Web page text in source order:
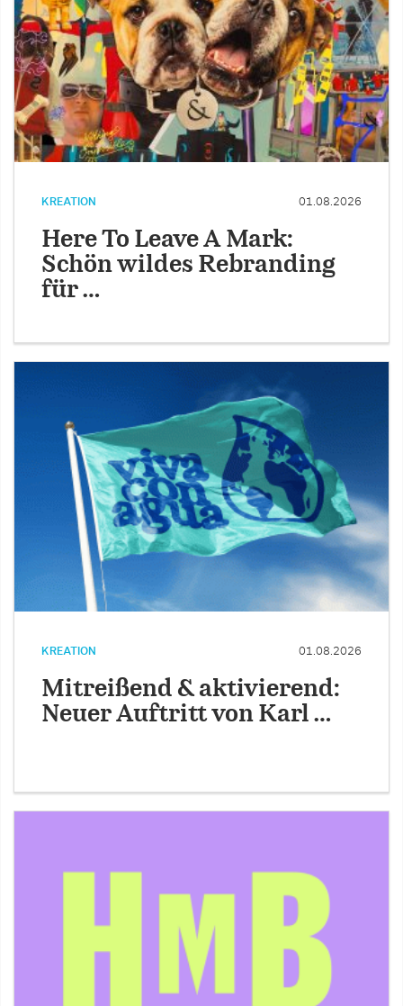
KREATION 01.08.2026
Here To Leave A Mark:
Schön wildes Rebranding
für …
KREATION 01.08.2026
Mitreißend & aktivierend:
Neuer Auftritt von Karl …